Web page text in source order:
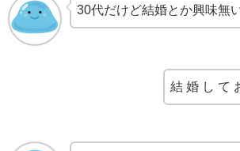
30代だけど結婚とか興味無
結 婚 し て